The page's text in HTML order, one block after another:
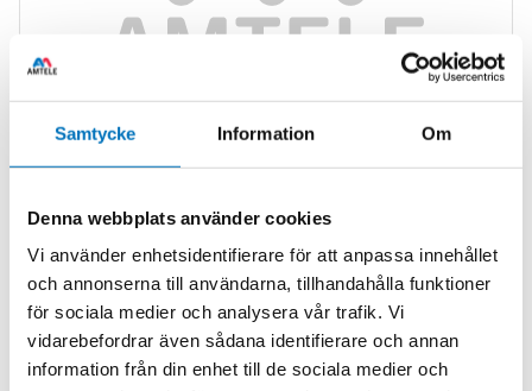
Samtycke Information Om
Denna webbplats använder cookies
Vi använder enhetsidentifierare för att anpassa innehållet
och annonserna till användarna, tillhandahålla funktioner
för sociala medier och analysera vår trafik. Vi
vidarebefordrar även sådana identifierare och annan
information från din enhet till de sociala medier och
Alaris Antennas designs and manufactures monitoring
antennas for a range of applications.
Monitoring antennas, whether for spectrum monitoring,
general receive purposes, ITU applications or signal
detection, require wideband performance, high sensitivity
in their frequency range and a compact form factor.